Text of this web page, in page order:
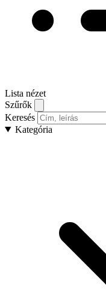
Lista nézet
Szűrők
Keresés
Kategória